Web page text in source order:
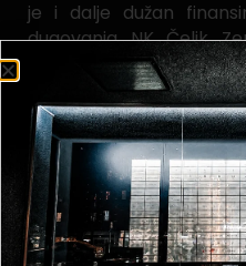
je i dalje dužan
dugovanja NK Čelik
sredstva prikupljena
prostora u sklopu
Sporazum obostrano
prestane ispunjavati
Zenica, ali ovakvo
jasnu poruku našem
zapravo Grad Zenica
procesu stabilizacije